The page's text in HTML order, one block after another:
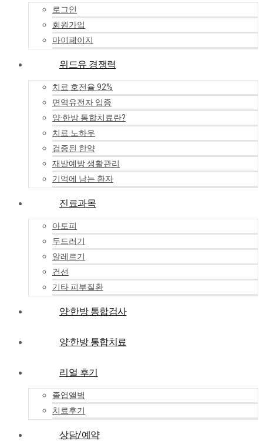
로그인
회원가입
마이페이지
위드유 경쟁력
치료 호전율 92%
면역유전자 입증
양·한방 통합치료란?
치료 노하우
검증된 한약
재발예방 생활관리
기억에 남는 환자
진료과목
아토피
두드러기
알레르기
건선
기타 피부질환
양·한방 통합검사
양·한방 통합치료
리얼 후기
졸업앨범
치료후기
상담/예약